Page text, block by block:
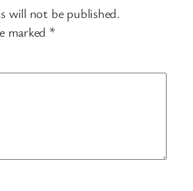
will not be published.
marked *